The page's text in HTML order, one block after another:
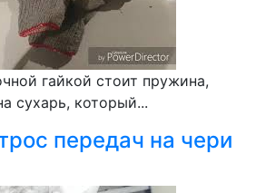
гайкой стоит пружина,
сухарь, который...
передач на чери